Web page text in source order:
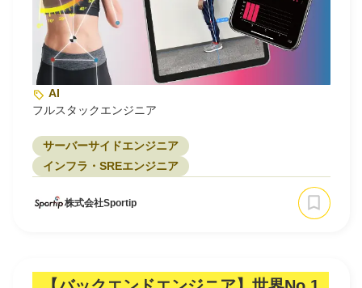
AI
フルスタックエンジニア
サーバーサイドエンジニア
インフラ・SREエンジニア
株式会社Sportip